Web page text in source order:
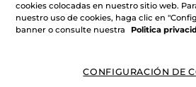
7,99€
CESTA
cookies colocadas en nuestro sitio web.
nuestro uso de cookies, haga clic en
banner o consulte nuestra
Politica
CONFIGURACIÓN DE